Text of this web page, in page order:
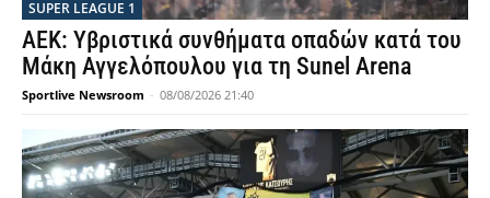
SUPER LEAGUE 1
ΑΕΚ: Υβριστικά συνθήματα οπαδών κατά του
Μάκη Αγγελόπουλου για τη Sunel Arena
Sportlive Newsroom - 08/08/2026 21:40